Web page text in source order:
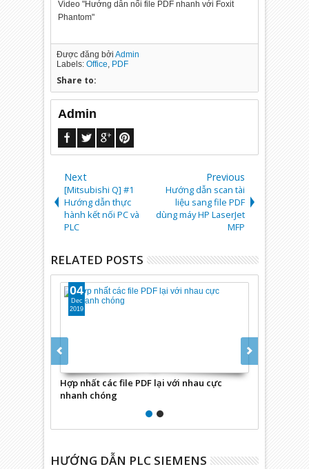
Video "Hướng dẫn nối file PDF nhanh với Foxit
Phantom"
Được đăng bởiAdmin
Labels:Office, PDF
Share to:
Admin
Next
[Mitsubishi Q] #1
Hướng dẫn thực
hành kết nối PC và
PLC
Previous
Hướng dẫn scan tài
liệu sang file PDF
dùng máy HP LaserJet
MFP
RELATED POSTS
Hợp nhất các file PDF lại với nhau cực
nhanh chóng
04
Dec
2019
HƯỚNG DẪN PLC SIEMENS